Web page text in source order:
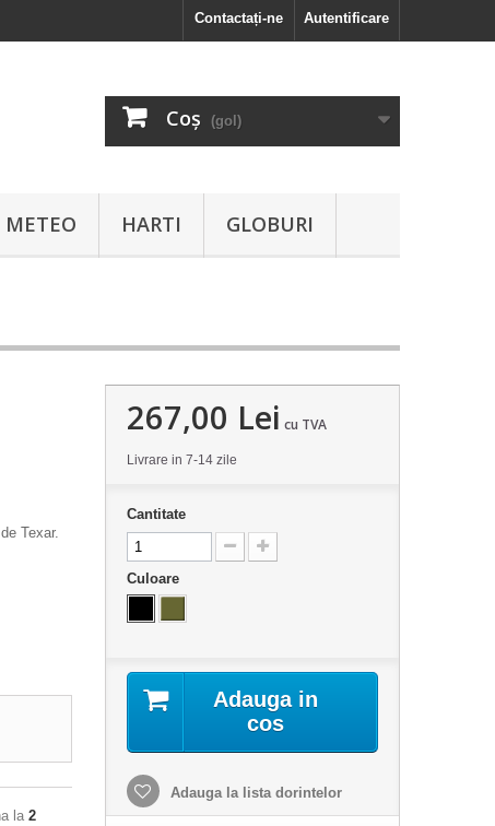
Autentificare
Contactați-ne
Coş (gol)
HARTI GLOBURI
Texar.
la 2
267,00 Lei cu TVA
Livrare in 7-14 zile
Cantitate
Culoare
Adauga in
cos
Adauga la lista dorintelor